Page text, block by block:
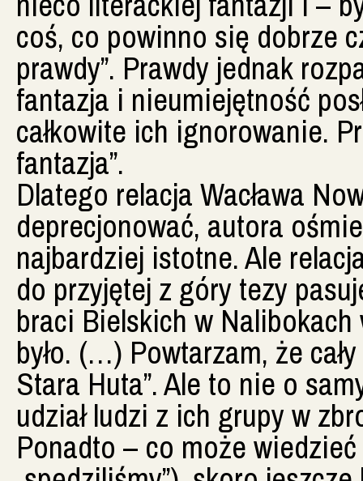
coś, co powinno się dobrze
prawdy”. Prawdy jednak
fantazja i nieumiejętność
całkowite ich ignorowanie.
fantazja”.
Dlatego relacja Wacława
deprecjonować, autora
najbardziej istotne. Ale
do przyjętej z góry tezy
braci Bielskich w
było. (…) Powtarzam, że
Stara Huta”. Ale to nie o
udział ludzi z ich grupy w
Ponadto – co może